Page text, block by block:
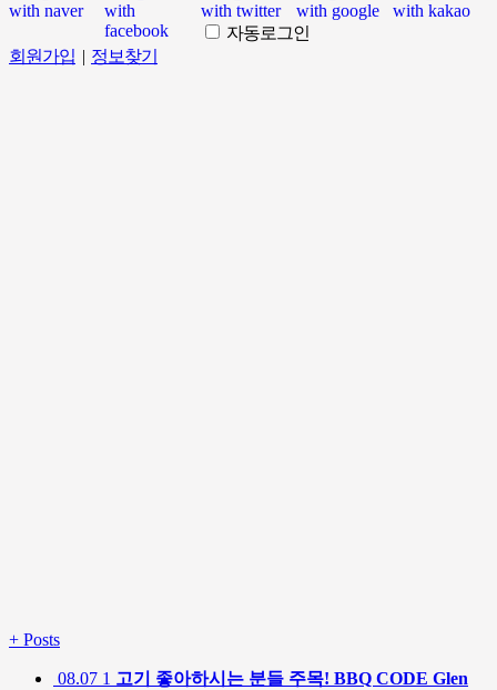
자동로그인
회원가입 | 정보찾기
+ Posts
08.07 1 고기 좋아하시는 분들 주목! BBQ CODE Glen